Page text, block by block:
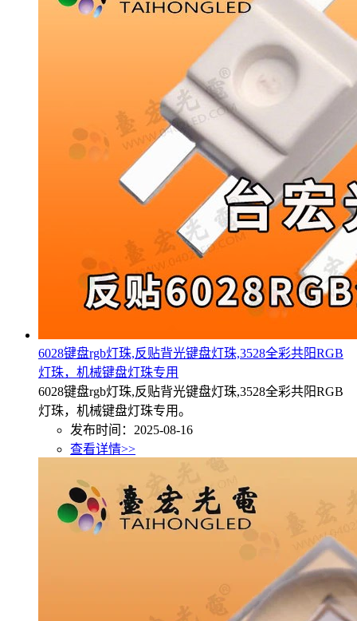
6028键盘rgb灯珠,反贴背光键盘灯珠,3528全彩共阳RGB
灯珠，机械键盘灯珠专用
6028键盘rgb灯珠,反贴背光键盘灯珠,3528全彩共阳RGB
灯珠，机械键盘灯珠专用。
发布时间：2025-08-16
查看详情>>